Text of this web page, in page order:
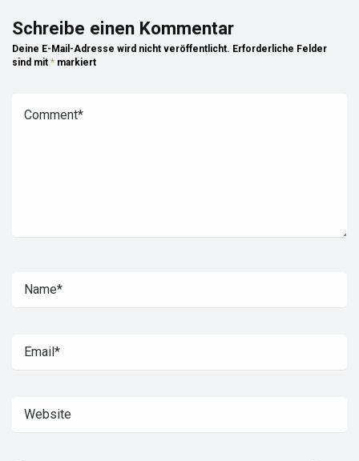
Schreibe einen Kommentar
Deine E-Mail-Adresse wird nicht veröffentlicht. Erforderliche Felder
sind mit * markiert